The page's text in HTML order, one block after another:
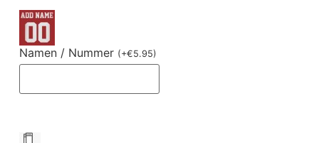
Namen / Nummer (+€5.95)